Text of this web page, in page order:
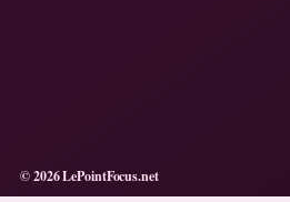
© 2026 LePointFocus.net